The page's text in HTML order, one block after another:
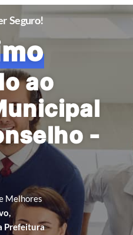
Seguro!
ao
-
Melhores
Prefeitura